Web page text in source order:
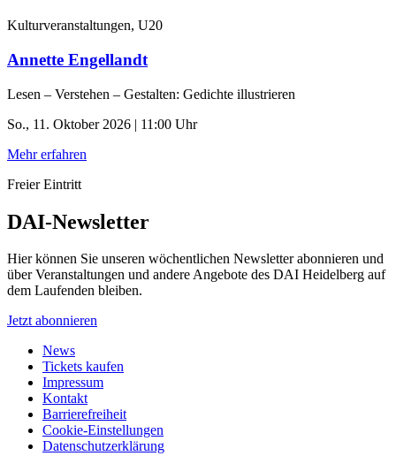
Kulturveranstaltungen, U20
Annette Engellandt
Lesen – Verstehen – Gestalten: Gedichte illustrieren
So., 11. Oktober 2026 | 11:00 Uhr
Mehr erfahren
Freier Eintritt
DAI-Newsletter
Hier können Sie unseren wöchentlichen Newsletter abonnieren und
über Veranstaltungen und andere Angebote des DAI Heidelberg auf
dem Laufenden bleiben.
Jetzt abonnieren
News
Tickets kaufen
Impressum
Kontakt
Barrierefreiheit
Cookie-Einstellungen
Datenschutzerklärung